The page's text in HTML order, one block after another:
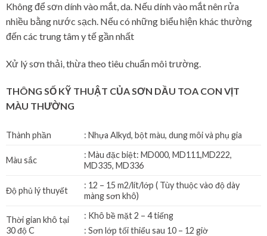
Không để sơn dính vào mắt, da. Nếu dính vào mắt nên rửa
nhiều bằng nước sạch. Nếu có những biểu hiện khác thường
đến các trung tâm y tế gần nhất
Xử lý sơn thải, thừa theo tiêu chuẩn môi trường.
THÔNG SỐ KỸ THUẬT CỦA SƠN DẦU TOA CON VỊT
MÀU THƯỜNG
Thành phần : Nhựa Alkyd, bột màu, dung môi và phụ gia
Màu sắc
: Màu đặc biệt: MD000, MD111,MD222,
MD335, MD336
Độ phủ lý thuyết
: 12 – 15 m2/lít/lớp ( Tùy thuộc vào độ dày
màng sơn khô)
Thời gian khô tại
30 độ C
: Khô bề mặt 2 – 4 tiếng
: Sơn lớp tối thiểu sau 10 – 12 giờ